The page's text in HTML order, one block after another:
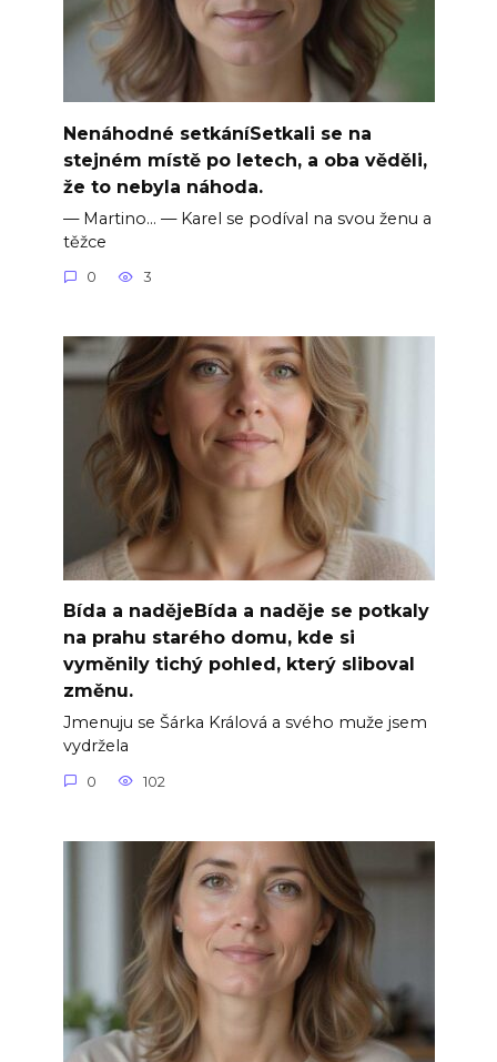
Nenáhodné setkáníSetkali se na
stejném místě po letech, a oba věděli,
že to nebyla náhoda.
— Martino… — Karel se podíval na svou ženu a
těžce
0 3
Bída a nadějeBída a naděje se potkaly
na prahu starého domu, kde si
vyměnily tichý pohled, který sliboval
změnu.
Jmenuju se Šárka Králová a svého muže jsem
vydržela
0 102